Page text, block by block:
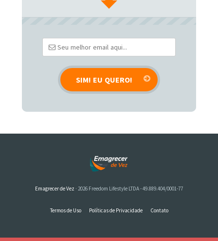
Emagrecer de Vez · 2026 Freedom Lifestyle LTDA - 49.889.404/0001-77
Termos de Uso Políticas de Privacidade Contato